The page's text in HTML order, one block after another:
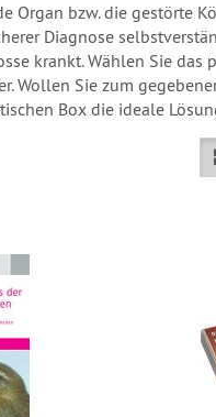
Organ bzw. die gestörte
Diagnose
krankt. Wählen Sie das
Wollen Sie zum
Box die ideale